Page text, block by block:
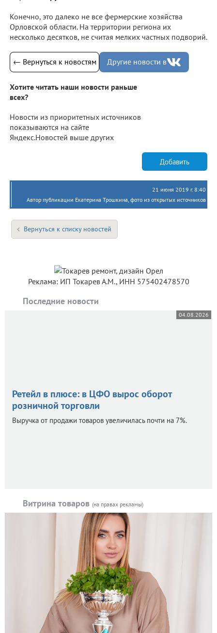
Конечно, это далеко не все фермерские хозяйства
Орловской области. На территории региона их
несколько десятков, не считая мелких частных подворий.
← Вернуться к новостям Другие новости в
Хотите читать наши новости раньше
всех?
Новости из приоритетных источников
показываются на сайте
Яндекс.Новостей выше других
Добавить
21 июня 2019 г. 8:40
Автор публикации Екатерина Трошкина, фото из открытых источников
Вернуться к списку новостей
Реклама: ИП Токарев А.М., ИНН 575402478570
Последние новости
04.08.2026
Ретейл в плюсе: в ЦФО вырос оборот
розничной торговли
Выручка от продажи товаров увеличилась почти на 7%.
Витрина товаров (на правах рекламы)